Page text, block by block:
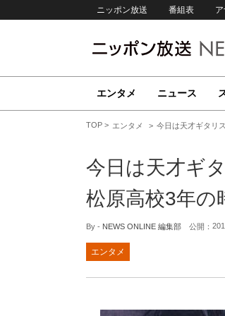
ニッポン放送 番組表
エンタメ ニュース
TOP エンタメ 今日は天才ギタリ
今日は天才ギ
松原高校3年の
By - NEWS ONLINE 編集部 公開：
エンタメ